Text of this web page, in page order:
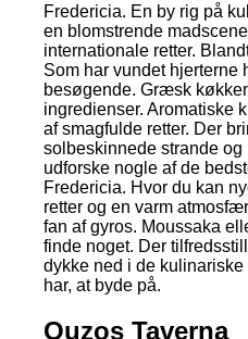
Fredericia. En by rig på
en blomstrende
internationale retter.
Som har vundet hjerterne
besøgende. Græsk
ingredienser. Aromatiske
af smagfulde retter. Der
solbeskinnede strande og
udforske nogle af de
Fredericia. Hvor du kan
retter og en varm
fan af gyros. Moussaka
finde noget. Der
dykke ned i de
har, at byde på.
Ouzos Taverna